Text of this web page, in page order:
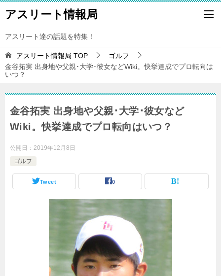
アスリート情報局
アスリート達の話題を特集！
アスリート情報局 TOP
ゴルフ
金谷拓実 出身地や父親･大学･彼女などWiki。快挙達成でプロ転向は
いつ？
金谷拓実 出身地や父親･大学･彼女など
Wiki。快挙達成でプロ転向はいつ？
公開日： 2019年12月8日
ゴルフ
Tweet 0